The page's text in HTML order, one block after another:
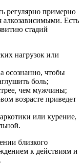
регулярно примерно
алкозависимыми. Есть
стадий
нагрузок или
осознанно, чтобы
боль;
чем мужчины;
возрасте приведет
или курение,
близкого
к действиям и